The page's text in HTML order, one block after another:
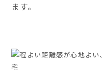
ます。